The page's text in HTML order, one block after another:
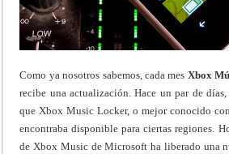
Como ya nosotros sabemos, cada mes Xbox
recibe una actualización. Hace un par de
que Xbox Music Locker, o mejor conocido
encontraba disponible para ciertas regiones.
de Xbox Music de Microsoft ha liberado una